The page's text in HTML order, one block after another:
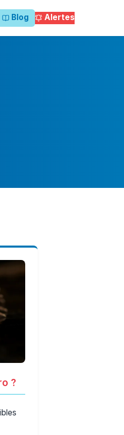
Blog Alertes
?